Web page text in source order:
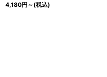
4,180円 ～ (税込)